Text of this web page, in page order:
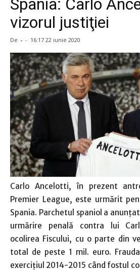
Spania: Carlo
vizorul justiţiei
De - - 16:17 22 iunie 2020
Carlo Ancelotti, în prezent
Premier League, este urmărit
Spania. Parchetul spaniol a
urmărire penală contra lui
ocolirea Fiscului, cu o parte din
total de peste 1 mil. euro.
exerciţiul 2014-2015 când fostul